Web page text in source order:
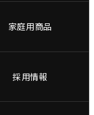
家庭用商品
採用情報